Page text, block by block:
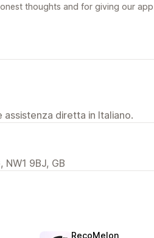
thoughts and for giving our
diretta in Italiano.
NW1 9BJ, GB
RecoMelon